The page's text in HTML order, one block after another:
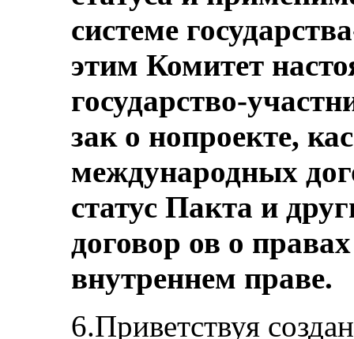
системе
этим Комитет
государство-
зак о нопроекте,
международных
статус Пакта и
договор ов о
внутреннем праве.
6.Приветствуя